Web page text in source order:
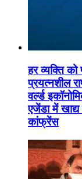
हर व्यक्ति
प्रयत्नशील
वर्ल्ड
एजेंडा में
कांफ्रेंस